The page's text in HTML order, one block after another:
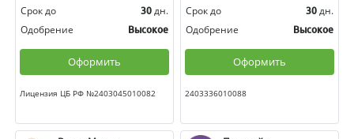
Срок до
30 дн.
Одобрение
Высокое
Оформить
Лицензия ЦБ РФ №2403045010082
Срок до
30 дн.
Одобрение
Высокое
Оформить
2403336010088